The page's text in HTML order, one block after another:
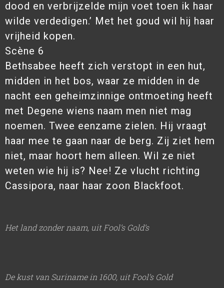
dood en verbrijzelde mijn voet toen ik haar
wilde verdedigen.’ Met het goud wil hij haar
vrijheid kopen.
Scène 6
Bethsabee heeft zich verstopt in een hut,
midden in het bos, waar ze midden in de
nacht een geheimzinnige ontmoeting heeft
met Degene wiens naam men niet mag
noemen. Twee eenzame zielen. Hij vraagt
haar mee te gaan naar de berg. Zij ziet hem
niet, maar hoort hem alleen. Wil ze niet
weten wie hij is? Nee! Ze vlucht richting
Cassipora, naar haar zoon Blackfoot.
Het land zonder naam, uit Fool’s Gold’s
De kust van Suriname in 1600, uit Fool’s Gold